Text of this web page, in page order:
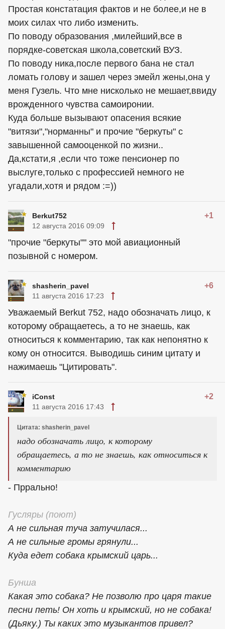
Простая констатация фактов и не более,и не в
моих силах что либо изменить.
По поводу образования ,милейший,все в
порядке-советская школа,советский ВУЗ.
По поводу ника,после первого бана не стал
ломать голову и зашел через эмейл жены,она у
меня Гузель. Что мне нисколько не мешает,ввиду
врожденного чувства самоиронии.
Куда больше вызывают опасения всякие
"витязи","норманны" и прочие "беркуты" с
завышенной самооценкой по жизни..
Да,кстати,я ,если что тоже пенсионер по
выслуге,только с профессией немного не
угадали,хотя и рядом :=))
Berkut752 +1
12 августа 2016 09:09
"прочие "беркуты"" это мой авиационный
позывной с номером.
shasherin_pavel +6
11 августа 2016 17:23
Уважаемый Веrkut 752, надо обозначать лицо, к
которому обращаетесь, а то не знаешь, как
относиться к комментарию, так как непонятно к
кому он относится. Выводишь синим цитату и
нажимаешь "Цитировать".
iConst +2
11 августа 2016 17:43
Цитата: shasherin_pavel
надо обозначать лицо, к которому
обращаетесь, а то не знаешь, как относиться к
комментарию
- Пррально!
Гусляры (поют)
А не сильная туча затучилася...
А не сильные громы грянули...
Куда едет собака крымский царь...
Бунша
Какая это собака? Не позволю про царя такие
песни петь! Он хоть и крымский, но не собака!
(Дьяку.) Ты каких это музыкантов привел?